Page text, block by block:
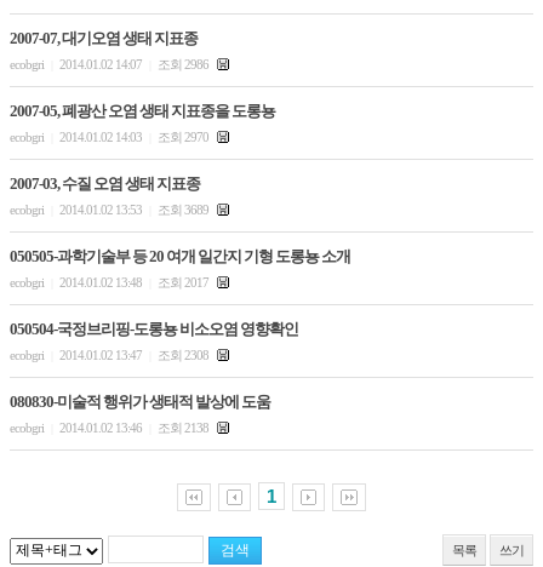
2007-07, 대기오염 생태 지표종
ecobgri 2014.01.02 14:07 조회 2986
2007-05, 폐광산 오염 생태 지표종을 도롱뇽
ecobgri 2014.01.02 14:03 조회 2970
2007-03, 수질 오염 생태 지표종
ecobgri 2014.01.02 13:53 조회 3689
050505-과학기술부 등 20 여개 일간지 기형 도롱뇽 소개
ecobgri 2014.01.02 13:48 조회 2017
050504-국정브리핑-도롱뇽 비소오염 영향확인
ecobgri 2014.01.02 13:47 조회 2308
080830-미술적 행위가 생태적 발상에 도움
ecobgri 2014.01.02 13:46 조회 2138
1
목록 쓰기